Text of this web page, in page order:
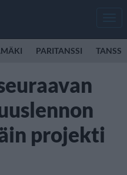
PARITANSSI TANSSI
projekti